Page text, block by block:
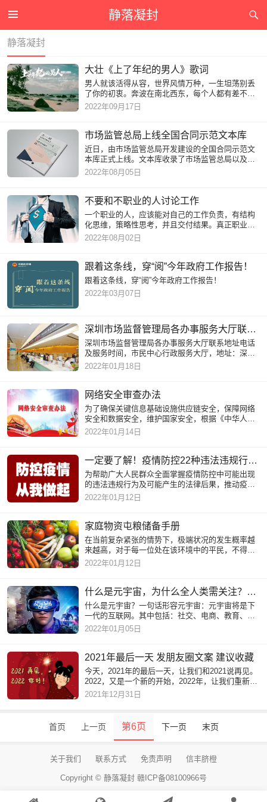
静落凝封
静落凝封
大壮《上了年纪的男人》歌词
男人就该活得从容，世界风情万种，一生坦荡别丢
了你的初衷。奔波在南北西东，每个人都有差不多
的苦衷，扛在肩上的沉重，让眼眶笑着哭红，执着
2022年09月17日
市场监管总局上线全国合同示范文本库
近日，由市场监管总局开发建设的全国合同示范文
本库正式上线。文本库收录了市场监管总局以及各
省级市场监管部门制定发布的大量合同示范文本，
2022年08月05日
不要和不职业的人讨论工作
一个职业的人，应该能对自己的工作负责，有结构
化思维，策略性思考，并且交付结果。真正职业的
人，要如何思考工作？怎样才能有更高的绩效？我
2022年08月02日
跟着这条线，穿“阅”今年政府工作报告！
跟着这条线，穿“阅”今年政府工作报告！
2022年03月07日
深圳市场监督管理局各办事服务大厅联系地址电话及服务时间
深圳市场监督管理局各办事服务大厅联系地址电话
及服务时间，市民中心行政服务大厅，地址：深圳
市福田区福中三路市民中心行政服务大厅东厅，办
2022年01月18日
网络安全审查办法
为了确保关键信息基础设施供应链安全，保障网络
安全和数据安全，维护国家安全，根据《中华人民
共和国国家安全法》、《中华人民共和国网络安全
2022年01月14日
一定要了解！疫情防控22种违法违规行为及法律后果
为帮助广大人民群众全面掌握疫情防控中可能出现
的违法违规行为及可能产生的法律后果，推动疫情
防控工作依法依规高效进行，特编制以下22种疫情
2022年01月12日
家庭物资屯粮储备手册
在当前复杂紧张的情势下，极端状况的发生概率越
来越高，对于每一位处在该环境中的平民，不得不
做出相应的准备，让自己及家人更容易度过“寒冬”。
2022年01月12日
什么是元宇宙，为什么全人类需关注？元宇宙解说
什么是元宇宙？一句话形容元宇宙：元宇宙将是下
一代的互联网。其中包括：社交、电商、教育、游
戏、支付等。元宇宙一词是怎么来的？元宇宙的英
2022年01月05日
2021年最后一天 发朋友圈文案 建议收藏
今天，2021年的最后一天，让我们和2021说再见。
2022，又是一个新的开始，2022年，让我们重新出
发！岁末年初，回首过去，拼搏与汗水，换来今天
2021年12月31日
首页 上一页 第6页 下一页 末页
关于我们 联系方式 免责声明 信丰脐橙
Copyright © 静落凝封 赣ICP备08100966号